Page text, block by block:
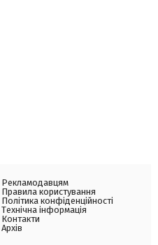
Рекламодавцям
Правила користування
Політика конфіденційності
Технічна інформація
Контакти
Архів